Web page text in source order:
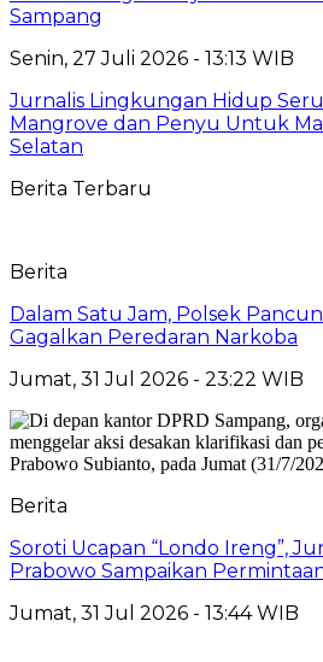
Sampang
Senin, 27 Juli 2026 - 13:13 WIB
Jurnalis Lingkungan Hidup
Mangrove dan Penyu Untuk
Selatan
Berita Terbaru
Berita
Dalam Satu Jam, Polsek
Gagalkan Peredaran Narkoba
Jumat, 31 Jul 2026 - 23:22 WIB
Berita
Soroti Ucapan “Londo Ireng”,
Prabowo Sampaikan
Jumat, 31 Jul 2026 - 13:44 WIB